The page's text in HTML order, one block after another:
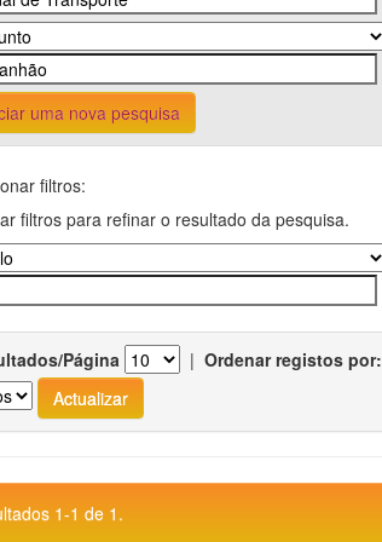
uma nova pesquisa
filtros:
filtros para refinar o resultado da pesquisa.
Página | Ordenar registos por:
1-1 de 1.